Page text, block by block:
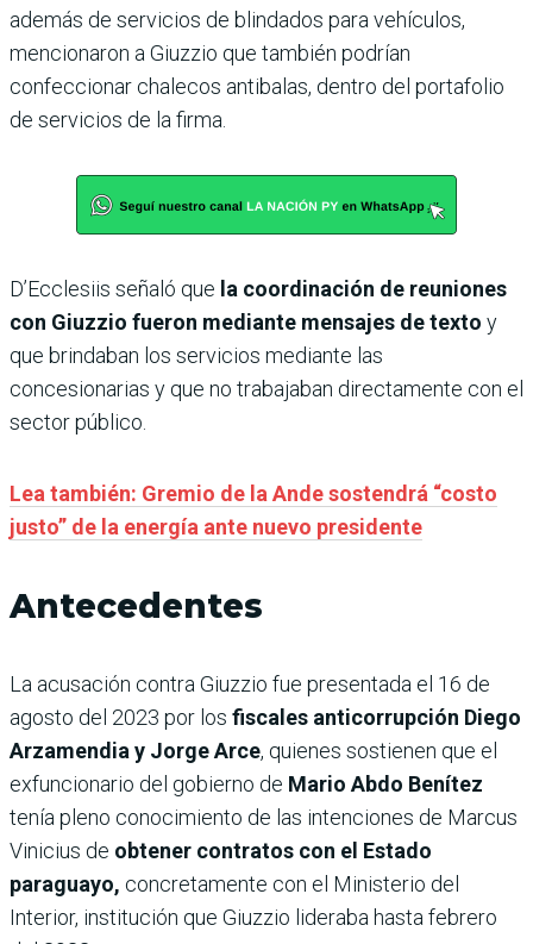
además de servicios de blindados para vehículos,
mencionaron a Giuzzio que también podrían
confeccionar chalecos antibalas, dentro del portafolio
de servicios de la firma.
D’Ecclesiis señaló que la coordinación de reuniones
con Giuzzio fueron mediante mensajes de texto y
que brindaban los servicios mediante las
concesionarias y que no trabajaban directamente con el
sector público.
Lea también: Gremio de la Ande sostendrá “costo
justo” de la energía ante nuevo presidente
Antecedentes
La acusación contra Giuzzio fue presentada el 16 de
agosto del 2023 por los fiscales anticorrupción Diego
Arzamendia y Jorge Arce, quienes sostienen que el
exfuncionario del gobierno de Mario Abdo Benítez
tenía pleno conocimiento de las intenciones de Marcus
Vinicius de obtener contratos con el Estado
paraguayo, concretamente con el Ministerio del
Interior, institución que Giuzzio lideraba hasta febrero